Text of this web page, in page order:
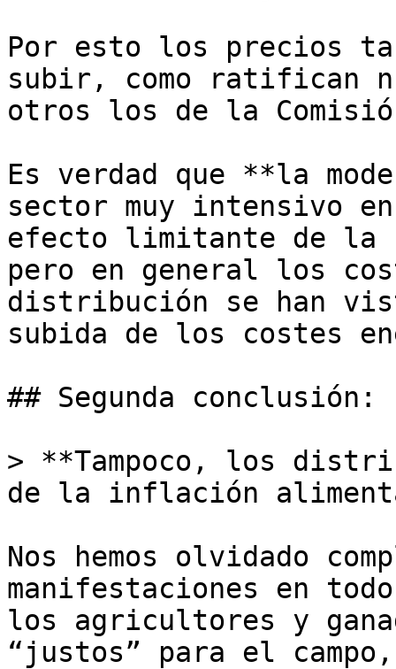
Por esto los precios
subir, como ratifican
otros los de la
Es verdad que **la
sector muy intensivo
efecto limitante de la
pero en general los
distribución se han
subida de los costes
## Segunda conclusión:
> **Tampoco, los
de la inflación
Nos hemos olvidado
manifestaciones en
los agricultores y
“justos” para el